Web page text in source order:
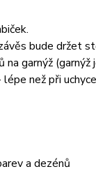
bude držet
na garnýž
než při
a dezénů